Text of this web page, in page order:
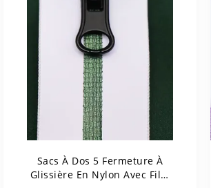
Sacs À Dos 5 Fermeture À
Glissière En Nylon Avec Film